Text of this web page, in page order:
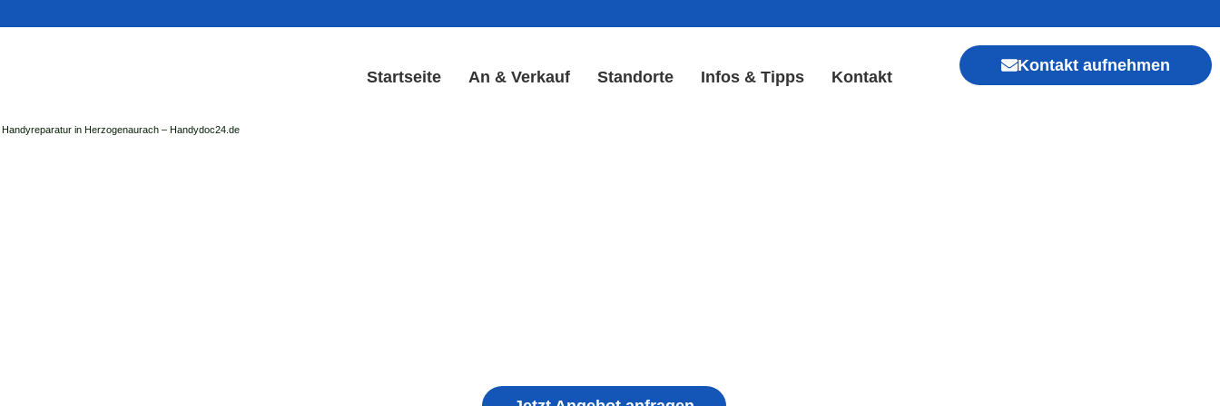
Startseite An & Verkauf Standorte Infos & Tipps Kontakt
Kontakt aufnehmen
Handyreparatur in Herzogenaurach – Handydoc24.de